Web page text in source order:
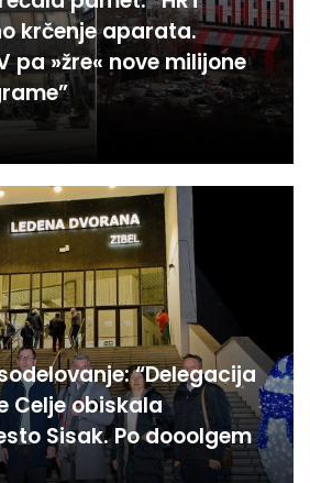
krčenje aparata.
pa »žre« nove milijone
“Delegacija
Celje obiskala
Sisak. Po dooolgem